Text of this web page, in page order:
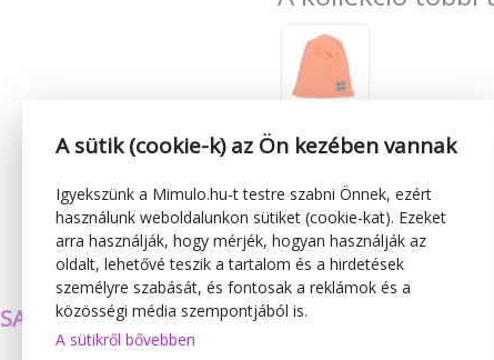
SAJÁT TERMÉKEKET
KÉSZÍTÜNK
A sütik (cookie-k) az Ön kezében vannak
Igyekszünk a Mimulo.hu-t testre szabni Önnek, ezért
használunk weboldalunkon sütiket (cookie-kat). Ezeket
arra használják, hogy mérjék, hogyan használják az
oldalt, lehetővé teszik a tartalom és a hirdetések
személyre szabását, és fontosak a reklámok és a
közösségi média szempontjából is.
A sütikről bővebben